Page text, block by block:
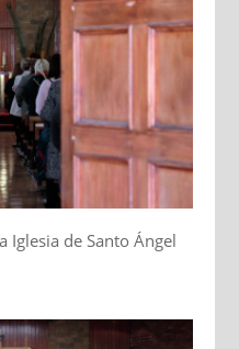
Iglesia de Santo Ángel